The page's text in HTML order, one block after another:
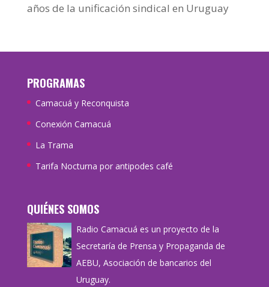
años de la unificación sindical en Uruguay
PROGRAMAS
Camacuá y Reconquista
Conexión Camacuá
La Trama
Tarifa Nocturna por antipodes café
QUIÉNES SOMOS
Radio Camacuá es un proyecto de la
Secretaría de Prensa y Propaganda de
AEBU, Asociación de bancarios del
Uruguay.